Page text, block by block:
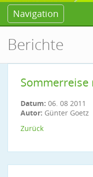
Navigation
Berichte
Sommerreise
Datum: 06. 08 2011
Autor: Günter Goetz
Zurück